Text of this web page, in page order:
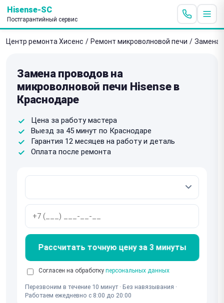
Hisense-SC
Постгарантийный сервис
Центр ремонта Хисенс / Ремонт микроволновой печи / Замена
Замена проводов на
микроволновой печи Hisense в
Краснодаре
Цена за работу мастера
Выезд за 45 минут по Краснодаре
Гарантия 12 месяцев на работу и деталь
Оплата после ремонта
Рассчитать точную цену за 3 минуты
Согласен на обработку персональных данных
Перезвоним в течение 10 минут · Без навязывания ·
Работаем ежедневно с 8:00 до 20:00